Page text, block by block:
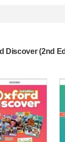
Discover (2nd